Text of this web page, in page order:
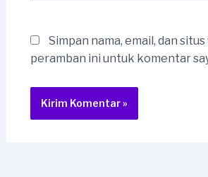
Simpan nama, email, dan
peramban ini untuk komentar